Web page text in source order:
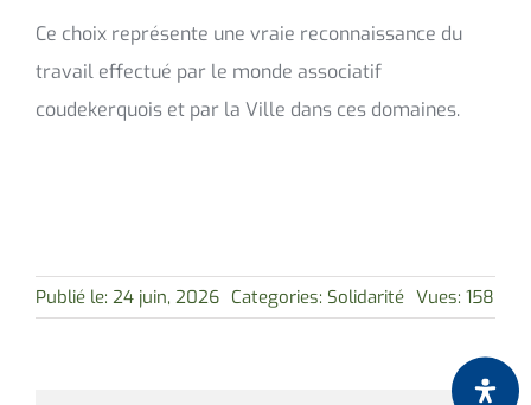
Ce choix représente une vraie reconnaissance du
travail effectué par le monde associatif
coudekerquois et par la Ville dans ces domaines.
Publié le: 24 juin, 2026 Categories: Solidarité Vues: 158